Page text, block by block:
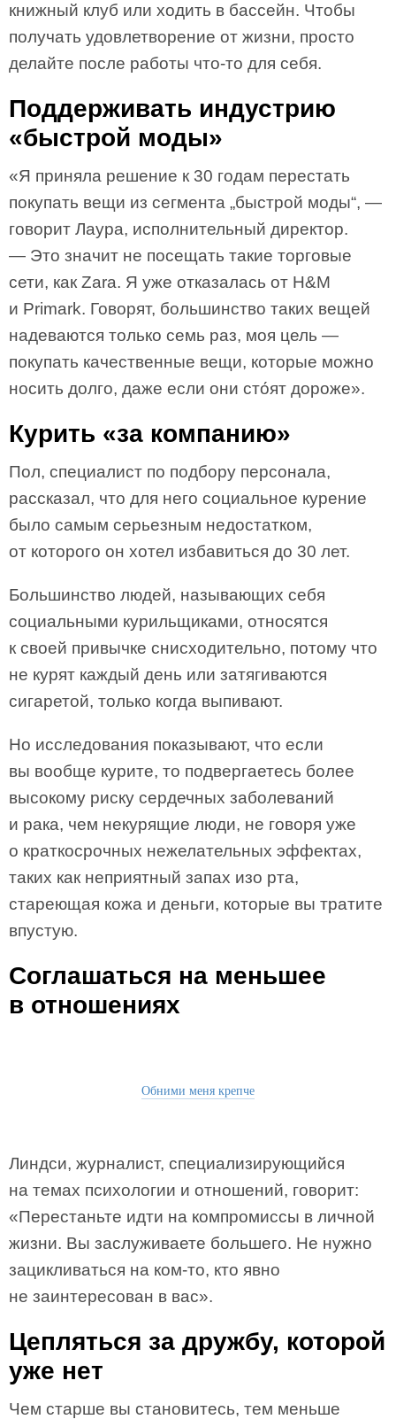
книжный клуб или ходить в бассейн. Чтобы
получать удовлетворение от жизни, просто
делайте после работы что-то для себя.
Поддерживать индустрию
«быстрой моды»
«Я приняла решение к 30 годам перестать
покупать вещи из сегмента „быстрой моды“, —
говорит Лаура, исполнительный директор.
— Это значит не посещать такие торговые
сети, как Zara. Я уже отказалась от H&M
и Primark. Говорят, большинство таких вещей
надеваются только семь раз, моя цель —
покупать качественные вещи, которые можно
носить долго, даже если они сто́ят дороже».
Курить «за компанию»
Пол, специалист по подбору персонала,
рассказал, что для него социальное курение
было самым серьезным недостатком,
от которого он хотел избавиться до 30 лет.
Большинство людей, называющих себя
социальными курильщиками, относятся
к своей привычке снисходительно, потому что
не курят каждый день или затягиваются
сигаретой, только когда выпивают.
Но исследования показывают, что если
вы вообще курите, то подвергаетесь более
высокому риску сердечных заболеваний
и рака, чем некурящие люди, не говоря уже
о краткосрочных нежелательных эффектах,
таких как неприятный запах изо рта,
стареющая кожа и деньги, которые вы тратите
впустую.
Соглашаться на меньшее
в отношениях
Обними меня крепче
Линдси, журналист, специализирующийся
на темах психологии и отношений, говорит:
«Перестаньте идти на компромиссы в личной
жизни. Вы заслуживаете большего. Не нужно
зацикливаться на ком-то, кто явно
не заинтересован в вас».
Цепляться за дружбу, которой
уже нет
Чем старше вы становитесь, тем меньше